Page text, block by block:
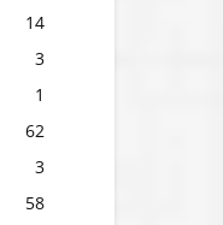
14
3
1
62
3
58